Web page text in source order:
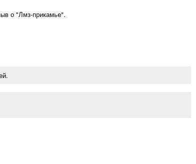
о "Лмз-прикамье".